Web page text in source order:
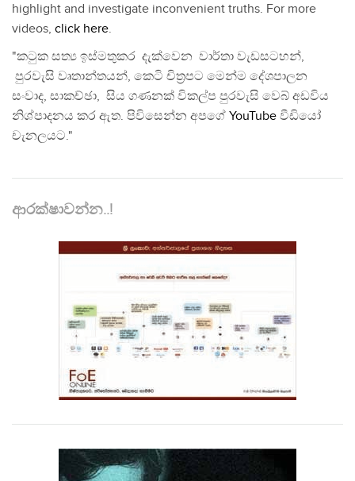
highlight and investigate inconvenient truths. For more
videos, click here.
"කටුක සත්‍ය ඉස්මතුකර දැක්වෙන වාර්තා වැඩසටහන්,
පුරවැසි වෘතාන්තයන්, කෙටි චිත්‍රපට මෙන්ම දේශපාලන
සංවාද, සාකච්ඡා, සිය ගණනක් විකල්ප පුරවැසි වෙබ් අඩවිය
නිශ්පාදනය කර ඇත. පිවිසෙන්න අපගේ YouTube වීඩියෝ
චැනලයට."
ආරක්ෂාවන්න..!